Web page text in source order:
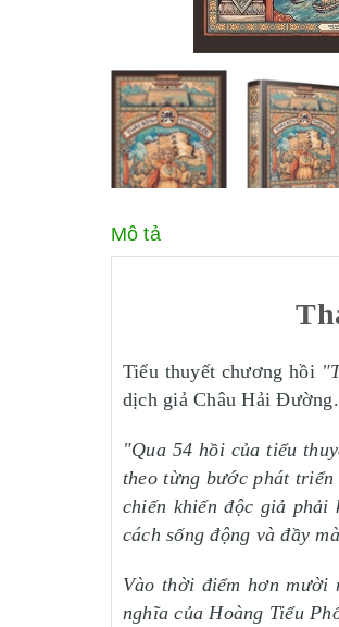
Mô tả
Tiểu thuyết chương hồi
dịch giả Châu Hải Đường.
"Qua 54 hồi của tiểu
theo từng bước phát
chiến khiến độc giả phải
cách sống động và đầy
Vào thời điểm hơn mười
nghĩa của Hoàng Tiểu